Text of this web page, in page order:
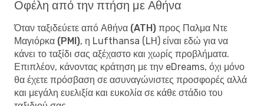
Οφέλη από την πτήση με Αθήνα
Όταν ταξιδεύετε από Αθήνα (ATH) προς Παλμα Ντε
Μαγιόρκα (PMI), η Lufthansa (LH) είναι εδώ για να
κάνει το ταξίδι σας αξέχαστο και χωρίς προβλήματα.
Επιπλέον, κάνοντας κράτηση με την eDreams, όχι μόνο
θα έχετε πρόσβαση σε ασυναγώνιστες προσφορές αλλά
και μεγάλη ευελιξία και ευκολία σε κάθε στάδιο του